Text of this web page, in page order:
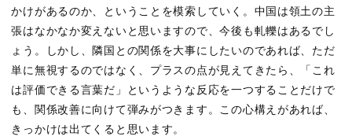
かけがあるのか、ということを模索していく。中国は領土の主
張はなかなか変えないと思いますので、今後も軋轢はあるでし
ょう。しかし、隣国との関係を大事にしたいのであれば、ただ
単に無視するのではなく、プラスの点が見えてきたら、「これ
は評価できる言葉だ」というような反応を一つすることだけで
も、関係改善に向けて弾みがつきます。この心構えがあれば、
きっかけは出てくると思います。